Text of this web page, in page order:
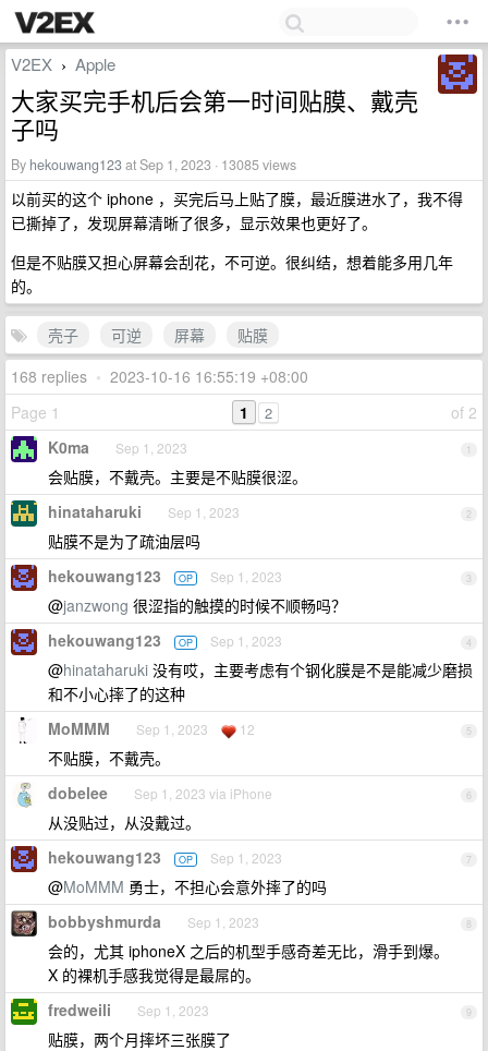
V2EX › Apple
大家买完手机后会第一时间贴膜、戴壳
子吗
By hekouwang123at Sep 1, 2023 · 13085 views
以前买的这个 iphone ，买完后马上贴了膜，最近膜进水了，我不得
已撕掉了，发现屏幕清晰了很多，显示效果也更好了。
但是不贴膜又担心屏幕会刮花，不可逆。很纠结，想着能多用几年
的。
壳子 可逆 屏幕
贴膜
168 replies • 2023-10-16 16:55:19 +08:00
Page 1
of 2
1 2
1
K0ma Sep 1, 2023
会贴膜，不戴壳。主要是不贴膜很涩。
2
hinataharuki Sep 1, 2023
贴膜不是为了疏油层吗
3
hekouwang123 OP Sep 1, 2023
@janzwong 很涩指的触摸的时候不顺畅吗？
4
hekouwang123 OP Sep 1, 2023
@hinataharuki 没有哎，主要考虑有个钢化膜是不是能减少磨损
和不小心摔了的这种
5
MoMMM Sep 1, 2023 12
不贴膜，不戴壳。
6
dobelee Sep 1, 2023 via iPhone
从没贴过，从没戴过。
7
hekouwang123 OP Sep 1, 2023
@MoMMM 勇士，不担心会意外摔了的吗
8
bobbyshmurda Sep 1, 2023
会的，尤其 iphoneX 之后的机型手感奇差无比，滑手到爆。
X 的裸机手感我觉得是最屌的。
9
fredweili Sep 1, 2023
贴膜，两个月摔坏三张膜了